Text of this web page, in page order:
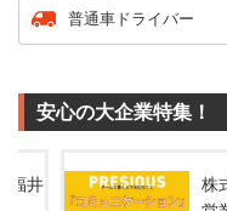
普通車ドライバー
安心の大企業特集！
福井
株